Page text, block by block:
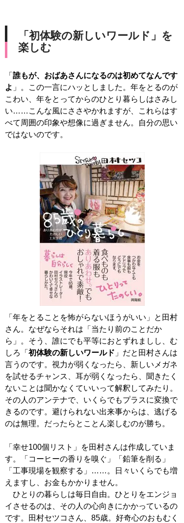
「初体験の新しいワールド」を
楽しむ
「 誰もが、おばあさんになるのは初めてなんです
よ 」。この一言にハッとしました。年をとるのが
こわい、年をとってからのひとり暮らしはさみし
い……こんな風にささやかれますが、これらはす
べて周囲の印象や想像に過ぎません。自分の思い
ではないのです。
「年をとることを怖がらないほうがいい」と田村
さん。なぜならそれは「当たり前のことだか
ら」。そう、誰にでも平等におとずれましし、む
しろ「 初体験の新しいワールド 」だと田村さんは
言うのです。視力が弱くなったら、新しいメガネ
を試せるチャンス、耳が弱くなったら、聞きたく
ないことは聞かなくていいって解釈してみたり。
その人のアンテナで、いくらでもプラスに変換で
きるのです。避けられない出来事からは、逃げる
のは無理。だったらとことん楽しむのが勝ち。
「幸せ100個リスト」を田村さんは作成していま
す。「コーヒーの香りを嗅ぐ」「鉛筆を削る」
「工事現場を観察する」……。日々いくらでも増
えますし、お金もかかりません。
ひとりの暮らしは毎日自由。ひとりをエンジョ
イさせるのは、その人の心向きにかかっているの
です。田村セツコさん、85歳。好奇心のおもむく